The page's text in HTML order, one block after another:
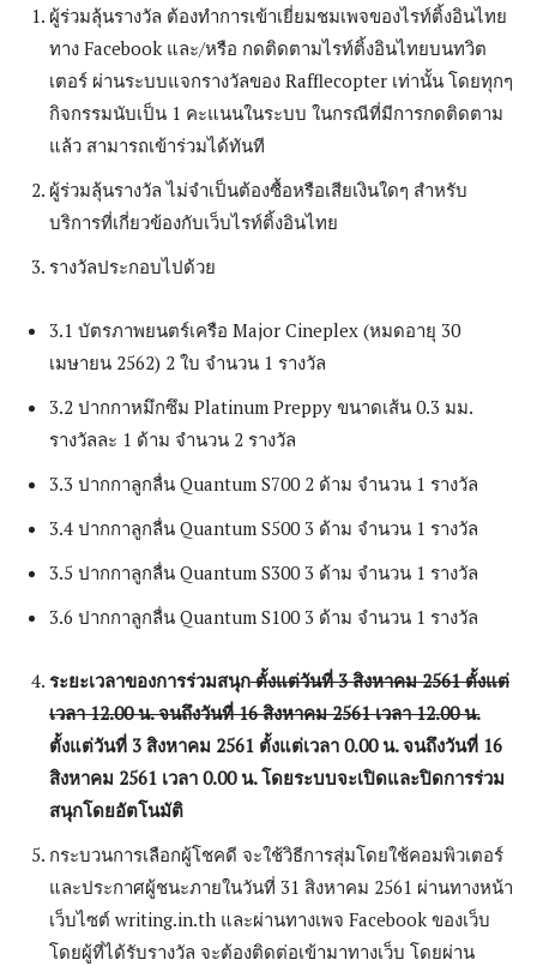
ผู้ร่วมลุ้นรางวัล ต้องทำการเข้าเยี่ยมชมเพจของไรท์ติ้งอินไทย
ทาง Facebook และ/หรือ กดติดตามไรท์ติ้งอินไทยบนทวิต
เตอร์ ผ่านระบบแจกรางวัลของ Rafflecopter เท่านั้น โดยทุกๆ
กิจกรรมนับเป็น 1 คะแนนในระบบ ในกรณีที่มีการกดติดตาม
แล้ว สามารถเข้าร่วมได้ทันที
ผู้ร่วมลุ้นรางวัล ไม่จำเป็นต้องซื้อหรือเสียเงินใดๆ สำหรับ
บริการที่เกี่ยวข้องกับเว็บไรท์ติ้งอินไทย
รางวัลประกอบไปด้วย
3.1 บัตรภาพยนตร์เครือ Major Cineplex (หมดอายุ 30
เมษายน 2562) 2 ใบ จำนวน 1 รางวัล
3.2 ปากกาหมึกซึม Platinum Preppy ขนาดเส้น 0.3 มม.
รางวัลละ 1 ด้าม จำนวน 2 รางวัล
3.3 ปากกาลูกลื่น Quantum S700 2 ด้าม จำนวน 1 รางวัล
3.4 ปากกาลูกลื่น Quantum S500 3 ด้าม จำนวน 1 รางวัล
3.5 ปากกาลูกลื่น Quantum S300 3 ด้าม จำนวน 1 รางวัล
3.6 ปากกาลูกลื่น Quantum S100 3 ด้าม จำนวน 1 รางวัล
ระยะเวลาของการร่วมสนุกตั้งแต่วันที่ 3 สิงหาคม 2561 ตั้งแต่
เวลา 12.00 น. จนถึงวันที่ 16 สิงหาคม 2561 เวลา 12.00 น.
ตั้งแต่วันที่ 3 สิงหาคม 2561 ตั้งแต่เวลา 0.00 น. จนถึงวันที่ 16
สิงหาคม 2561 เวลา 0.00 น. โดยระบบจะเปิดและปิดการร่วม
สนุกโดยอัตโนมัติ
กระบวนการเลือกผู้โชคดี จะใช้วิธีการสุ่มโดยใช้คอมพิวเตอร์
และประกาศผู้ชนะภายในวันที่ 31 สิงหาคม 2561 ผ่านทางหน้า
เว็บไซต์ writing.in.th และผ่านทางเพจ Facebook ของเว็บ
โดยผู้ที่ได้รับรางวัล จะต้องติดต่อเข้ามาทางเว็บ โดยผ่าน